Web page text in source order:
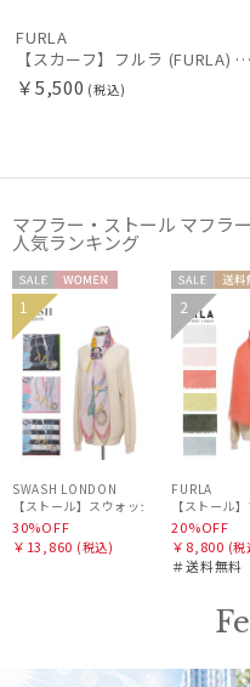
FURLA
【スカーフ】フルラ (FURLA) シルクプリントスカーフ 58cm×58cm プレゼント ギフト
￥5,500 (税込)
マフラー・ストール マフラ
人気ランキング
セー
ル
WOME
N
1
SWASH LONDON
【ストール】スウォッシュロンドン
30%OFF
￥13,860 (税込)
セー
ル
送料
料
WOME
N
2
FURLA
【ストー
20%OFF
￥8,800 (税
＃送料無料